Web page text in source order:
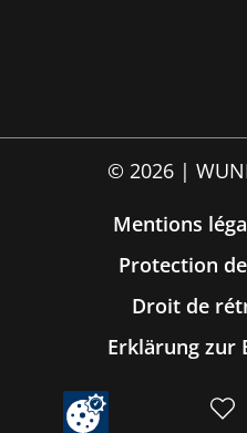
© 2026 |
Mentions
Protection
Droit de
Erklärung zur